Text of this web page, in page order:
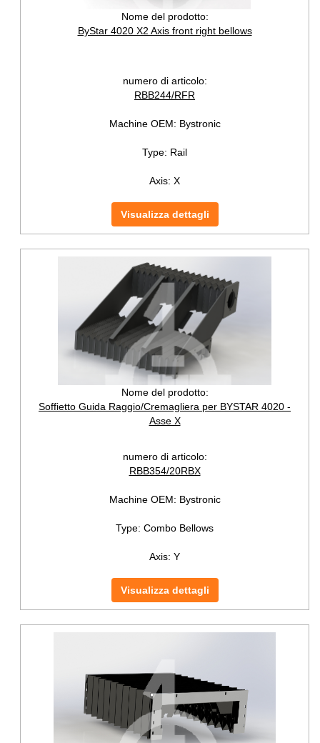
Nome del prodotto:
ByStar 4020 X2 Axis front right bellows
numero di articolo:
RBB244/RFR
Machine OEM: Bystronic
Type: Rail
Axis: X
Visualizza dettagli
Nome del prodotto:
Soffietto Guida Raggio/Cremagliera per BYSTAR 4020 -
Asse X
numero di articolo:
RBB354/20RBX
Machine OEM: Bystronic
Type: Combo Bellows
Axis: Y
Visualizza dettagli